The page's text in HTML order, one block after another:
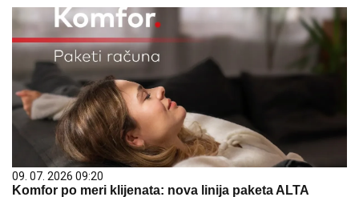
09. 07. 2026 09:20
Komfor po meri klijenata: nova linija paketa ALTA